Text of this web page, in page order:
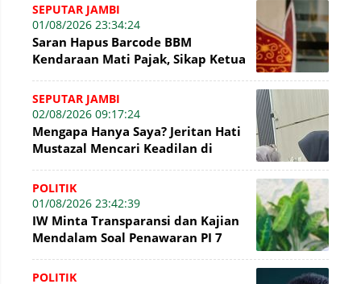
SEPUTAR JAMBI
01/08/2026 23:34:24
Saran Hapus Barcode BBM
Kendaraan Mati Pajak, Sikap Ketua
Hukum
SEPUTAR JAMBI
02/08/2026 09:17:24
Mengapa Hanya Saya? Jeritan Hati
Mustazal Mencari Keadilan di
Jambi
POLITIK
01/08/2026 23:42:39
IW Minta Transparansi dan Kajian
Mendalam Soal Penawaran PI 7
POLITIK